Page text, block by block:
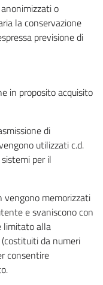
o
la conservazione
previsione di
in proposito acquisito
di
utilizzati c.d.
per il
vengono memorizzati
e svaniscono con
limitato alla
da numeri
consentire